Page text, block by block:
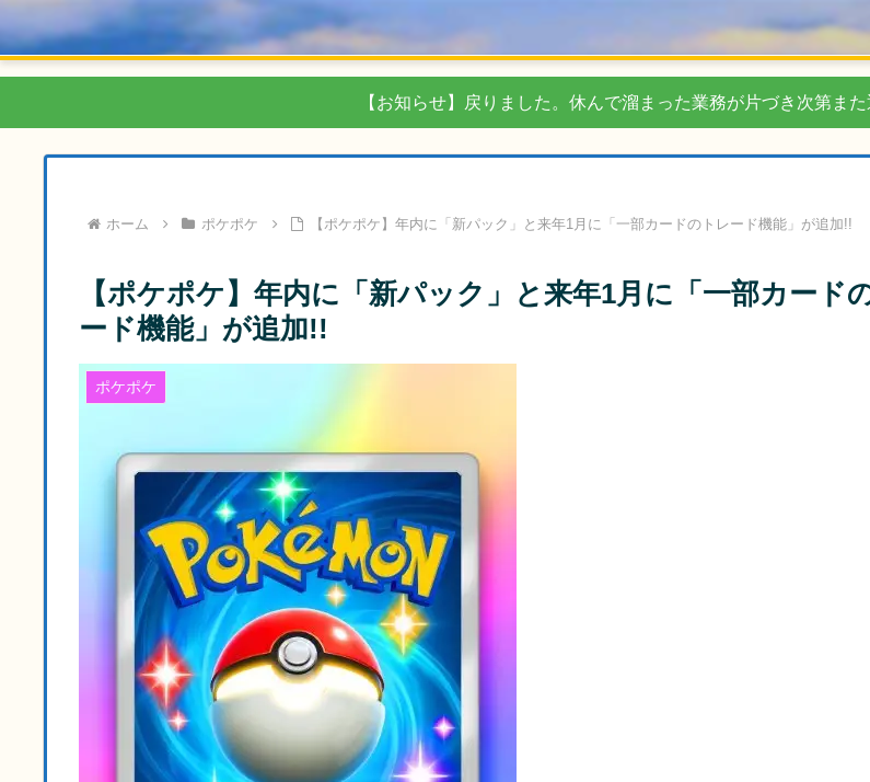
【お知らせ】戻りました。休んで溜まった業務が片づき次第ま
ホーム ポケポケ 【ポケポケ】年内に「新パック」と来年1月に「一部カードのトレード機能」が追加!!
【ポケポケ】年内に「新パック」と来年1月に「一部カード
ード機能」が追加!!
ポケポケ